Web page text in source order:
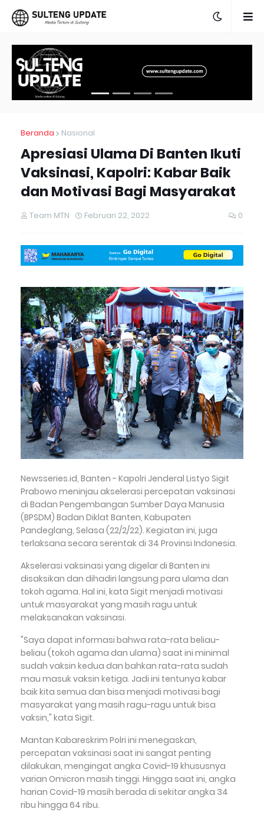
Beranda Nasional
Apresiasi Ulama Di Banten Ikuti
Vaksinasi, Kapolri: Kabar Baik
dan Motivasi Bagi Masyarakat
Team MTN Februari 22, 2022 0
Newsseries.id, Banten - Kapolri Jenderal Listyo Sigit
Prabowo meninjau akselerasi percepatan vaksinasi
di Badan Pengembangan Sumber Daya Manusia
(BPSDM) Badan Diklat Banten, Kabupaten
Pandeglang, Selasa (22/2/22). Kegiatan ini, juga
terlaksana secara serentak di 34 Provinsi Indonesia.
Akselerasi vaksinasi yang digelar di Banten ini
disaksikan dan dihadiri langsung para ulama dan
tokoh agama. Hal ini, kata Sigit menjadi motivasi
untuk masyarakat yang masih ragu untuk
melaksanakan vaksinasi.
"Saya dapat informasi bahwa rata-rata beliau-
beliau (tokoh agama dan ulama) saat ini minimal
sudah vaksin kedua dan bahkan rata-rata sudah
mau masuk vaksin ketiga. Jadi ini tentunya kabar
baik kita semua dan bisa menjadi motivasi bagi
masyarakat yang masih ragu-ragu untuk bisa
vaksin," kata Sigit.
Mantan Kabareskrim Polri ini menegaskan,
percepatan vaksinasi saat ini sangat penting
dilakukan, mengingat angka Covid-19 khususnya
varian Omicron masih tinggi. Hingga saat ini, angka
harian Covid-19 masih berada di sekitar angka 34
ribu hingga 64 ribu.